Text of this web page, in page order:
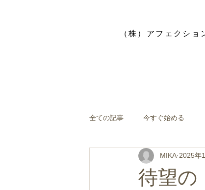
（株）アフェクショ
全ての記事 今すぐ始める
待望
MIKA 2025年